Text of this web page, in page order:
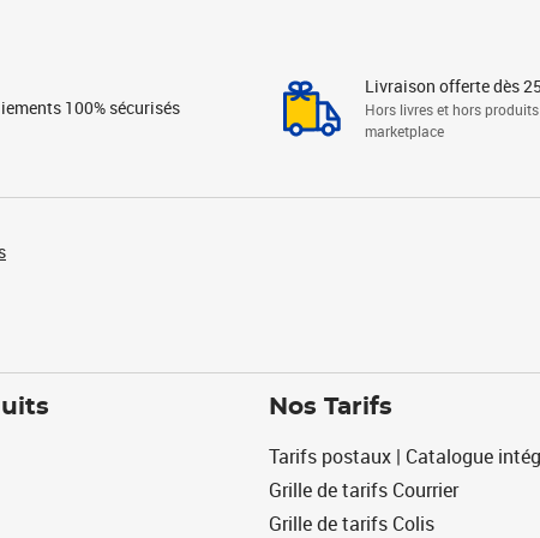
100% sécurisés
Livraison offerte dès
Hors livres et hors produits
marketplace
Nos Tarifs
Tarifs postaux | Catalogue
Grille de tarifs Courrier
Grille de tarifs Colis